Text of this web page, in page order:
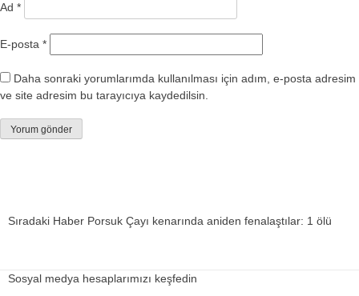
Ad *
E-posta *
Daha sonraki yorumlarımda kullanılması için adım, e-posta adresim
ve site adresim bu tarayıcıya kaydedilsin.
Sıradaki Haber Porsuk Çayı kenarında aniden fenalaştılar: 1 ölü
Sosyal medya hesaplarımızı keşfedin